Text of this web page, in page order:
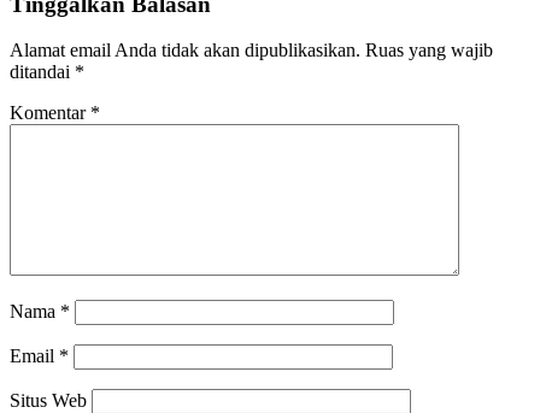
Alamat email Anda tidak akan dipublikasikan. Ruas yang wajib
ditandai *
Komentar *
Nama *
Email *
Situs Web